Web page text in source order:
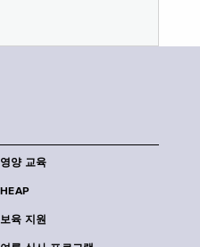
영양 교육
HEAP
보육 지원